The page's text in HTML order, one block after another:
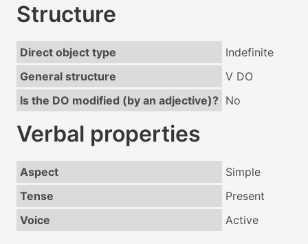
Structure
Direct object type
Indefinite
General structure
V DO
Is the DO modified (by an adjective)? No
Verbal properties
Aspect
Simple
Tense
Present
Voice
Active